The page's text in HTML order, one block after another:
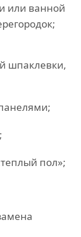
или ванной
шпаклевки,
пол»;